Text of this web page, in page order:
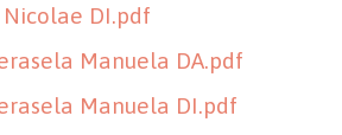
DI.pdf
Manuela DA.pdf
Manuela DI.pdf